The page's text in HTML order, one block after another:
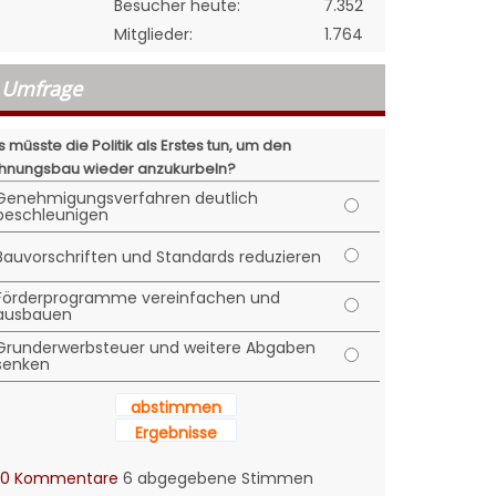
Besucher heute:
7.352
Mitglieder:
1.764
Umfrage
müsste die Politik als Erstes tun, um den
wieder anzukurbeln?
deutlich
und Standards reduzieren
vereinfachen und
und weitere Abgaben
abstimmen
Ergebnisse
0 Kommentare 6 abgegebene Stimmen